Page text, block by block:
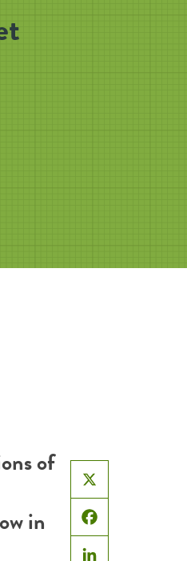
X
Facebook
of
in